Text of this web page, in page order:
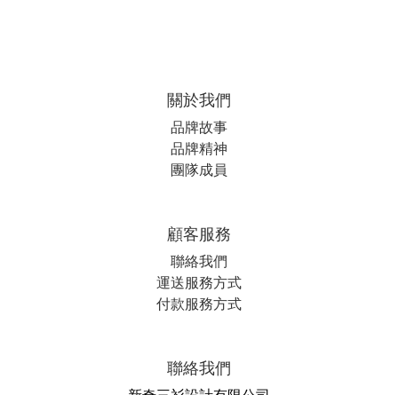
關於我們
品牌故事
品牌精神
團隊成員
顧客服務
聯絡我們
運送服務方式
付款服務方式
聯絡我們